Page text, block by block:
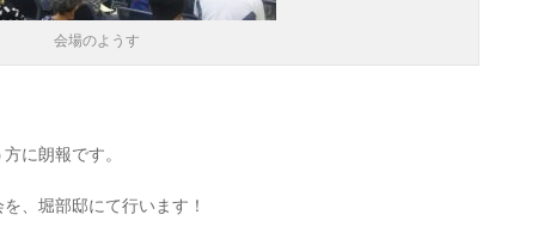
会場のようす
に朗報です。
、堀部邸にて行います！